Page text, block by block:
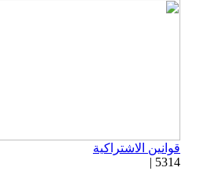
قوانين الاشتراكية
5314 |